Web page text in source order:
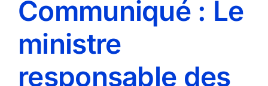
Communiqué : Le
ministre
responsable des